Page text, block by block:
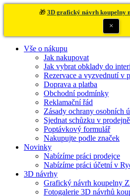
🎁 3D grafický návrh koupelny
×
Vše o nákupu
Jak nakupovat
Jak vybrat obklady do
Rezervace a vyzvednutí v
Doprava a platba
Obchodní podmínky
Reklamační řád
Zásady ochrany osobních
Sjednat schůzku v prodejně
Poptávkový formulář
Nakupujte podle značek
Novinky
Nabízíme práci prodejce
Nabízíme práci účetní v
3D návrhy
Grafický návrh koupelny
Fotogalerie 3D návrhů